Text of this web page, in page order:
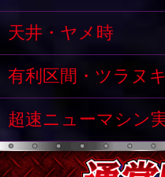
天井・ヤメ時
有利区間・ツラヌ
超速ニューマシン